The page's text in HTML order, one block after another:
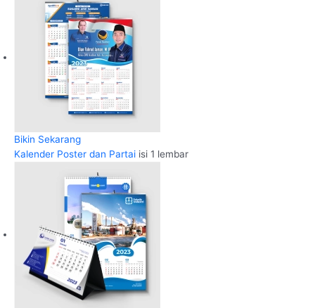
Bikin Sekarang
Kalender Poster dan Partai isi 1 lembar